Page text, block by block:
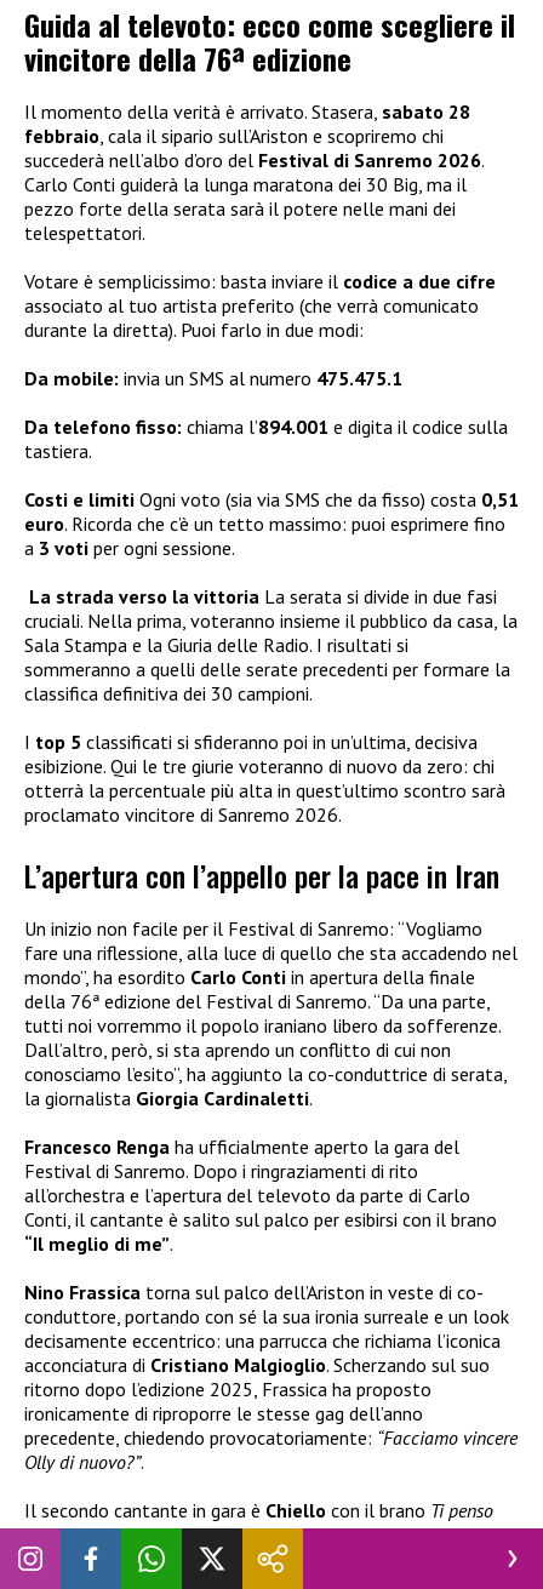
Guida al televoto: ecco come scegliere il
vincitore della 76ª edizione
Il momento della verità è arrivato. Stasera, sabato 28
febbraio , cala il sipario sull’Ariston e scopriremo chi
succederà nell’albo d’oro del Festival di Sanremo 2026.
Carlo Conti guiderà la lunga maratona dei 30 Big, ma il
pezzo forte della serata sarà il potere nelle mani dei
telespettatori.
Votare è semplicissimo: basta inviare il codice a due cifre
associato al tuo artista preferito (che verrà comunicato
durante la diretta). Puoi farlo in due modi:
Da mobile: invia un SMS al numero 475.475.1
Da telefono fisso: chiama l’894.001 e digita il codice sulla
tastiera.
Costi e limiti Ogni voto (sia via SMS che da fisso) costa 0,51
euro. Ricorda che c’è un tetto massimo: puoi esprimere fino
a 3 voti per ogni sessione.
La strada verso la vittoria La serata si divide in due fasi
cruciali. Nella prima, voteranno insieme il pubblico da casa, la
Sala Stampa e la Giuria delle Radio. I risultati si
sommeranno a quelli delle serate precedenti per formare la
classifica definitiva dei 30 campioni.
I top 5 classificati si sfideranno poi in un’ultima, decisiva
esibizione. Qui le tre giurie voteranno di nuovo da zero: chi
otterrà la percentuale più alta in quest’ultimo scontro sarà
proclamato vincitore di Sanremo 2026.
L’apertura con l’appello per la pace in Iran
Un inizio non facile per il Festival di Sanremo: “Vogliamo
fare una riflessione, alla luce di quello che sta accadendo nel
mondo”, ha esordito Carlo Conti in apertura della finale
della 76ª edizione del Festival di Sanremo. “Da una parte,
tutti noi vorremmo il popolo iraniano libero da sofferenze.
Dall’altro, però, si sta aprendo un conflitto di cui non
conosciamo l’esito”, ha aggiunto la co-conduttrice di serata,
la giornalista Giorgia Cardinaletti.
Francesco Renga ha ufficialmente aperto la gara del
Festival di Sanremo. Dopo i ringraziamenti di rito
all’orchestra e l’apertura del televoto da parte di Carlo
Conti, il cantante è salito sul palco per esibirsi con il brano
“Il meglio di me”.
Nino Frassica torna sul palco dell’Ariston in veste di co-
conduttore, portando con sé la sua ironia surreale e un look
decisamente eccentrico: una parrucca che richiama l’iconica
acconciatura di Cristiano Malgioglio. Scherzando sul suo
ritorno dopo l’edizione 2025, Frassica ha proposto
ironicamente di riproporre le stesse gag dell’anno
precedente, chiedendo provocatoriamente: “Facciamo vincere
Olly di nuovo?”.
Il secondo cantante in gara è Chiello con il brano Ti penso
sempre.